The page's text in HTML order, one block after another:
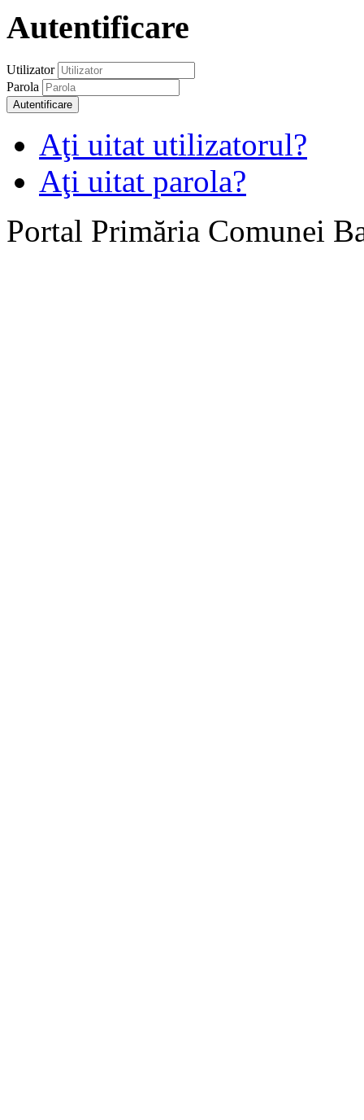
Autentificare
Utilizator
Parola
Autentificare
Aţi uitat utilizatorul?
Aţi uitat parola?
Portal Primăria Comunei